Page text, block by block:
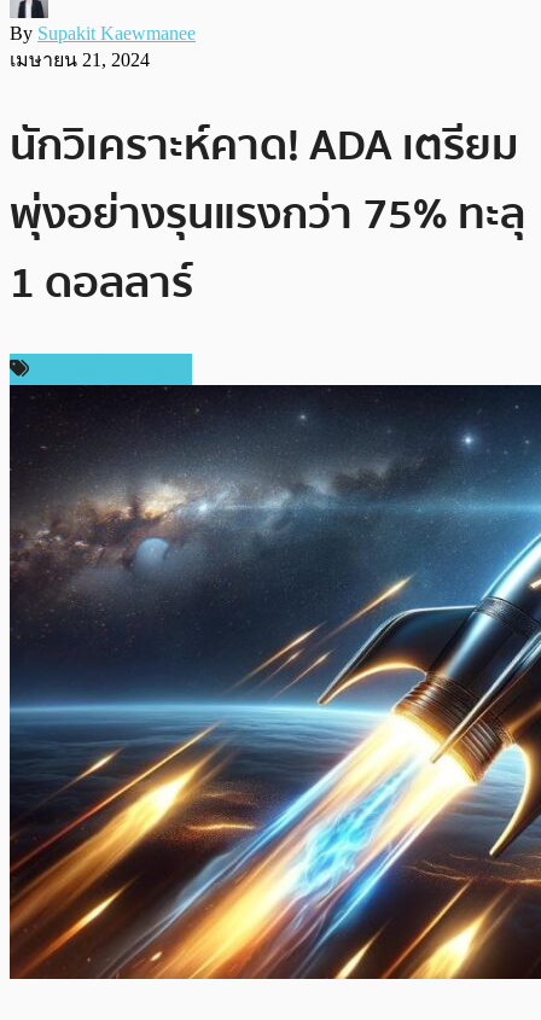
By Supakit Kaewmanee
เมษายน 21, 2024
นักวิเคราะห์คาด! ADA เตรียม
พุ่งอย่างรุนแรงกว่า 75% ทะลุ
1 ดอลลาร์